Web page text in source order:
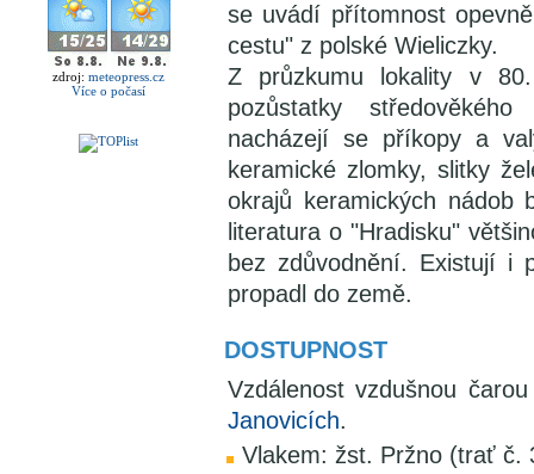
zdroj: meteopress.cz
Více o počasí
se uvádí přítomnost
cestu" z polské Wieliczky.
Z průzkumu lokality v
pozůstatky
nacházejí se příkopy a
keramické zlomky, slitky
okrajů keramických nádob
literatura o "Hradisku"
bez zdůvodnění. Existují i
propadl do země.
DOSTUPNOST
Vzdálenost vzdušnou
Janovicích.
Vlakem: žst. Pržno (trať č.